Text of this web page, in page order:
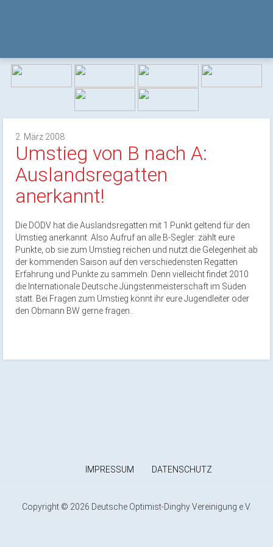
2. März 2008
Umstieg von B nach A:
Auslandsregatten
anerkannt!
Die DODV hat die Auslandsregatten mit 1 Punkt geltend für den
Umstieg anerkannt. Also Aufruf an alle B-Segler: zählt eure
Punkte, ob sie zum Umstieg reichen und nutzt die Gelegenheit ab
der kommenden Saison auf den verschiedensten Regatten
Erfahrung und Punkte zu sammeln. Denn vielleicht findet 2010
die Internationale Deutsche Jüngstenmeisterschaft im Süden
statt. Bei Fragen zum Umstieg könnt ihr eure Jugendleiter oder
den Obmann BW gerne fragen..
IMPRESSUM DATENSCHUTZ
Copyright © 2026 Deutsche Optimist-Dinghy Vereinigung e.V.